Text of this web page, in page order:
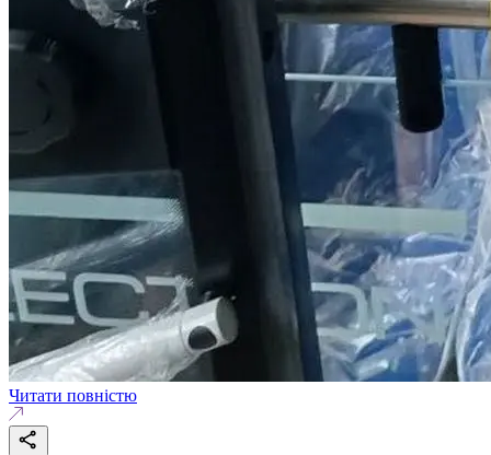
Читати повністю